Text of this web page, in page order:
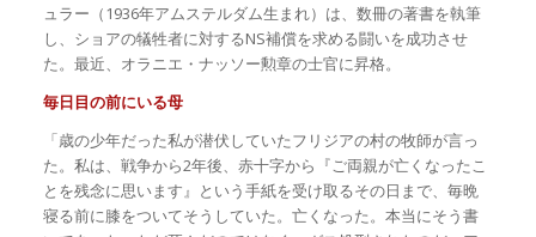
ュラー（1936年アムステルダム生まれ）は、数冊の著書を執筆
し、ショアの犠牲者に対するNS補償を求める闘いを成功させ
た。最近、オラニエ・ナッソー勲章の士官に昇格。
毎日目の前にいる母
「歳の少年だった私が潜伏していたフリジアの村の牧師が言っ
た。私は、戦争から2年後、赤十字から『ご両親が亡くなったこ
とを残念に思います』という手紙を受け取るその日まで、毎晩
寝る前に膝をついてそうしていた。亡くなった。本当にそう書